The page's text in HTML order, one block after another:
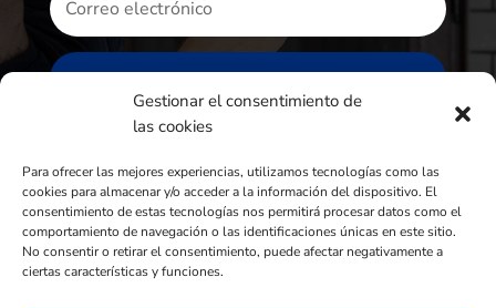
Gestionar el consentimiento de
las cookies
Para ofrecer las mejores experiencias, utilizamos tecnologías como las
cookies para almacenar y/o acceder a la información del dispositivo. El
consentimiento de estas tecnologías nos permitirá procesar datos como el
comportamiento de navegación o las identificaciones únicas en este sitio.
No consentir o retirar el consentimiento, puede afectar negativamente a
ciertas características y funciones.
SUSCRIBIRSE